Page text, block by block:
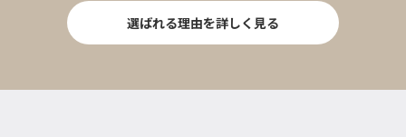
選ばれる理由を詳しく見る